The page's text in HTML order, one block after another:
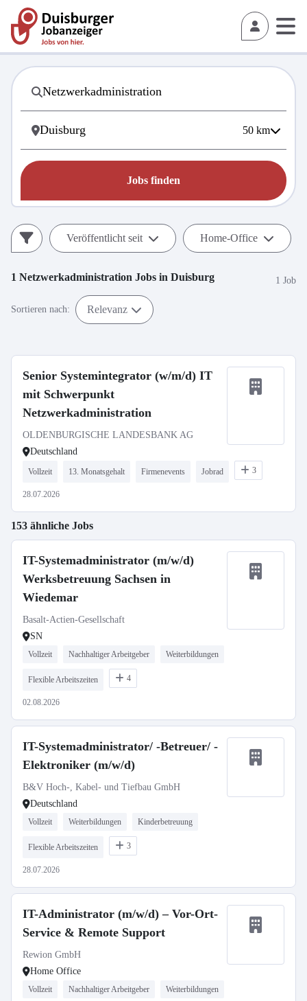
50 km
Jobs finden
Veröffentlicht seit Home-Office
1 Netzwerkadministration Jobs in Duisburg 1 Job
Sortieren nach: Relevanz
Senior Systemintegrator (w/m/d) IT
mit Schwerpunkt
Netzwerkadministration
OLDENBURGISCHE LANDESBANK AG
Deutschland
Vollzeit 13. Monatsgehalt Firmenevents Jobrad 3
28.07.2026
153 ähnliche Jobs
IT-Systemadministrator (m/w/d)
Werksbetreuung Sachsen in
Wiedemar
Basalt-Actien-Gesellschaft
SN
Vollzeit Nachhaltiger Arbeitgeber Weiterbildungen
Flexible Arbeitszeiten 4
02.08.2026
IT-Systemadministrator/ -Betreuer/ -
Elektroniker (m/w/d)
B&V Hoch-, Kabel- und Tiefbau GmbH
Deutschland
Vollzeit Weiterbildungen Kinderbetreuung
Flexible Arbeitszeiten 3
28.07.2026
IT-Administrator (m/w/d) – Vor-Ort-
Service & Remote Support
Rewion GmbH
Home Office
Vollzeit Nachhaltiger Arbeitgeber Weiterbildungen